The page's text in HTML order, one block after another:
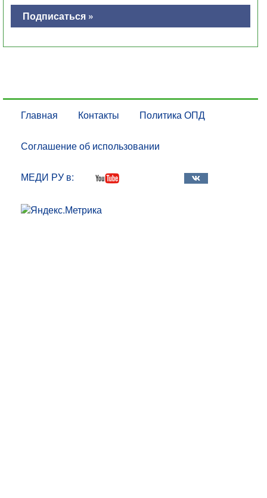
Подписаться »
Главная Контакты Политика ОПД
Соглашение об использовании
МЕДИ РУ в: